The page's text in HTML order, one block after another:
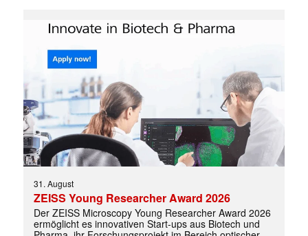
31. August
ZEISS Young Researcher Award 2026
Der ZEISS Microscopy Young Researcher Award 2026
ermöglicht es innovativen Start-ups aus Biotech und